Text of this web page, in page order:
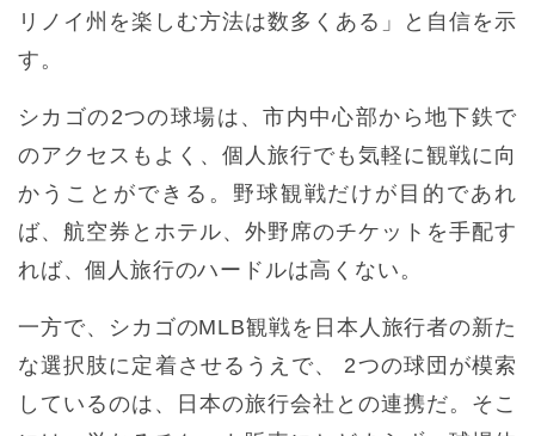
リノイ州を楽しむ方法は数多くある」と自信を示
す。
シカゴの2つの球場は、市内中心部から地下鉄で
のアクセスもよく、個人旅行でも気軽に観戦に向
かうことができる。野球観戦だけが目的であれ
ば、航空券とホテル、外野席のチケットを手配す
れば、個人旅行のハードルは高くない。
一方で、シカゴのMLB観戦を日本人旅行者の新た
な選択肢に定着させるうえで、 2つの球団が模索
しているのは、日本の旅行会社との連携だ。そこ